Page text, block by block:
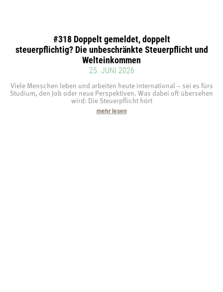
#318 Doppelt gemeldet, doppelt
steuerpflichtig? Die unbeschränkte Steuerpflicht und
Welteinkommen
25. JUNI 2026
Viele Menschen leben und arbeiten heute international – sei es fürs
Studium, den Job oder neue Perspektiven. Was dabei oft übersehen
wird: Die Steuerpflicht hört
mehr lesen